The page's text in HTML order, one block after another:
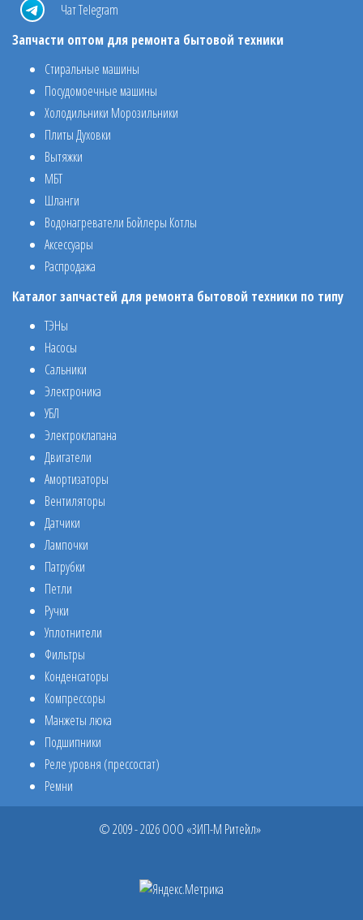
Чат Telegram
Запчасти оптом для ремонта бытовой техники
Стиральные машины
Посудомоечные машины
Холодильники Морозильники
Плиты Духовки
Вытяжки
МБТ
Шланги
Водонагреватели Бойлеры Котлы
Аксессуары
Распродажа
Каталог запчастей для ремонта бытовой техники по типу
ТЭНы
Насосы
Сальники
Электроника
УБЛ
Электроклапана
Двигатели
Амортизаторы
Вентиляторы
Датчики
Лампочки
Патрубки
Петли
Ручки
Уплотнители
Фильтры
Конденсаторы
Компрессоры
Манжеты люка
Подшипники
Реле уровня (прессостат)
Ремни
© 2009 - 2026 ООО «ЗИП-М Ритейл»